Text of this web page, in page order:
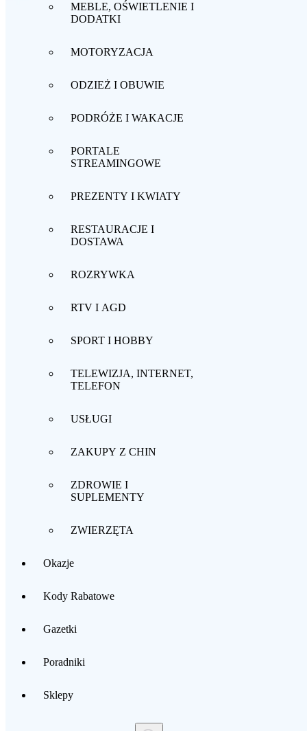
MEBLE, OŚWIETLENIE I
DODATKI
MOTORYZACJA
ODZIEŻ I OBUWIE
PODRÓŻE I WAKACJE
PORTALE
STREAMINGOWE
PREZENTY I KWIATY
RESTAURACJE I
DOSTAWA
ROZRYWKA
RTV I AGD
SPORT I HOBBY
TELEWIZJA, INTERNET,
TELEFON
USŁUGI
ZAKUPY Z CHIN
ZDROWIE I
SUPLEMENTY
ZWIERZĘTA
Okazje
Kody Rabatowe
Gazetki
Poradniki
Sklepy